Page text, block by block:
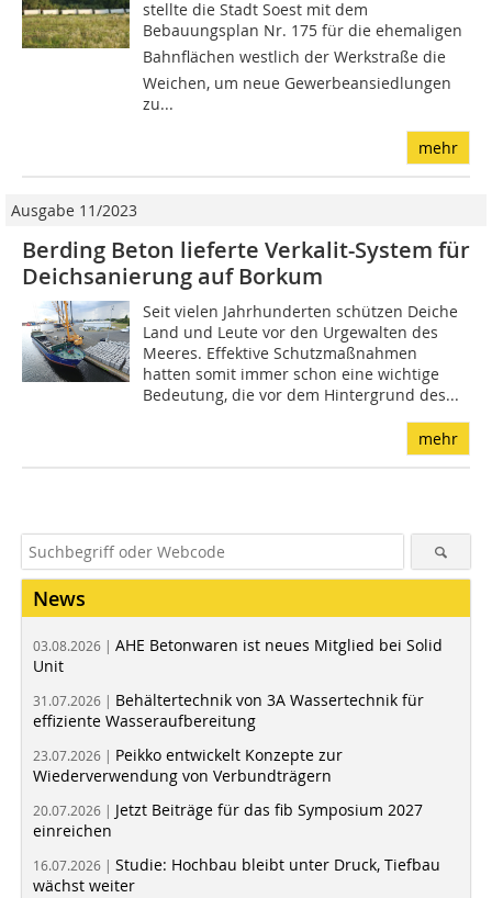
stellte die Stadt Soest mit dem
Bebauungsplan Nr. 175 für die ehemaligen
Bahnflächen westlich der Werkstraße die
Weichen, um neue Gewerbeansiedlungen
zu...
mehr
Ausgabe 11/2023
Berding Beton lieferte Verkalit-System für
Deichsanierung auf Borkum
Seit vielen Jahrhunderten schützen Deiche
Land und Leute vor den Urgewalten des
Meeres. Effektive Schutzmaßnahmen
hatten somit immer schon eine wichtige
Bedeutung, die vor dem Hintergrund des...
mehr
News
03.08.2026 | AHE Betonwaren ist neues Mitglied bei Solid
Unit
31.07.2026 | Behältertechnik von 3A Wassertechnik für
effiziente Wasseraufbereitung
23.07.2026 | Peikko entwickelt Konzepte zur
Wiederverwendung von Verbundträgern
20.07.2026 | Jetzt Beiträge für das fib Symposium 2027
einreichen
16.07.2026 | Studie: Hochbau bleibt unter Druck, Tiefbau
wächst weiter